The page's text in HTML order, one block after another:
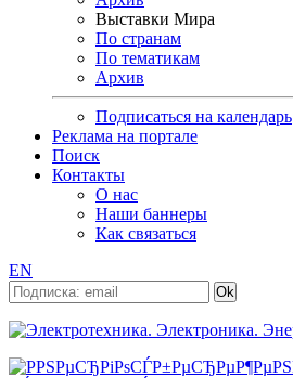
Выставки Мира
По странам
По тематикам
Архив
Подписаться на календарь
Реклама на портале
Поиск
Контакты
О нас
Наши баннеры
Как связаться
EN